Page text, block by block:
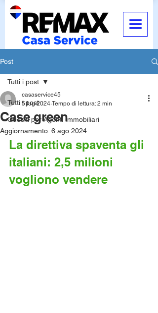
Post
Tutti i post
Quesiti per Agenti Immobiliari
Tutti i post
Case green
casaservice45
5 lug 2024 Tempo di lettura: 2 min
Aggiornamento: 6 ago 2024
La direttiva spaventa gli
italiani: 2,5 milioni
vogliono vendere